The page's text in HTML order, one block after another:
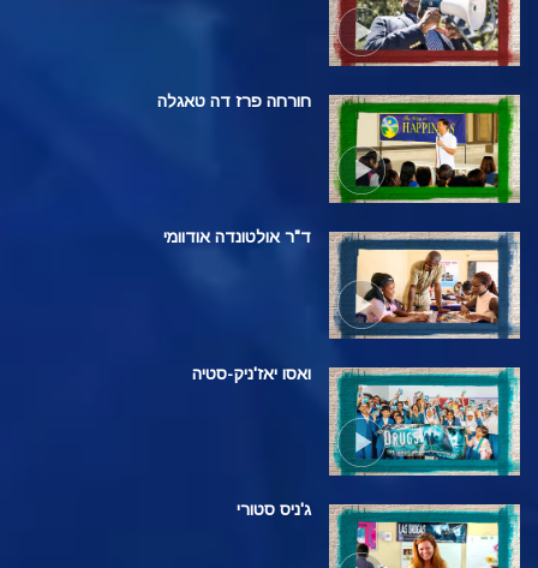
חורחה פרז דה טאגלה
ד"ר אולטונדה אודוומי
ואסו יאז'ניק-סטיה
ג'ניס סטורי